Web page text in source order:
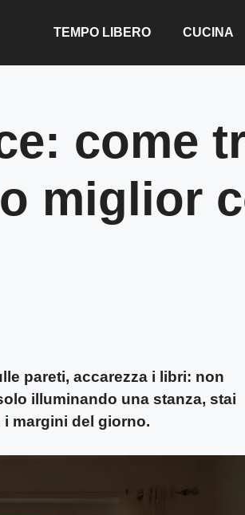
TEMPO LIBERO CUCINA
come
miglior
pareti, accarezza i libri: non
illuminando una stanza, stai
margini del giorno.